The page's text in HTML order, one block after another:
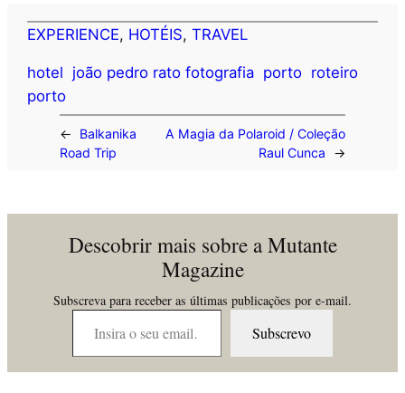
EXPERIENCE, HOTÉIS, TRAVEL
hotel joão pedro rato fotografia porto roteiro
porto
←
Balkanika
Road Trip
A Magia da Polaroid / Coleção
Raul Cunca
→
Descobrir mais sobre a Mutante
Magazine
Subscreva para receber as últimas publicações por e-mail.
Insira o seu email…
Subscrevo